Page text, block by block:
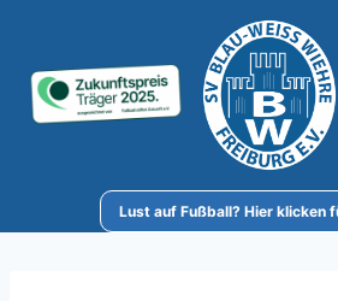
springen
Lust auf Fußball? Hier klicken